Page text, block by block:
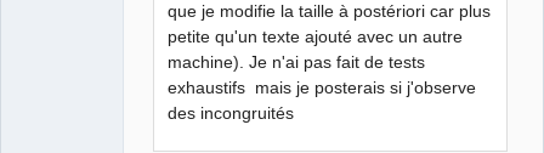
que je modifie la taille à postériori car plus
petite qu'un texte ajouté avec un autre
machine). Je n'ai pas fait de tests
exhaustifs mais je posterais si j'observe
des incongruités